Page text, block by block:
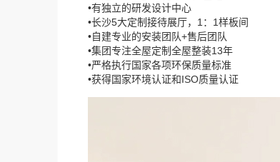
•有独立的研发设计中心
•长沙5大定制接待展厅，1：1样板间
•自建专业的安装团队+售后团队
•集团专注全屋定制全屋整装13年
•严格执行国家各项环保质量标准
•获得国家环境认证和ISO质量认证